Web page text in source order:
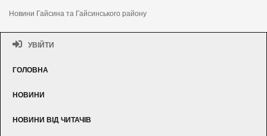
Новини Гайсина та Гайсинського району
УВІЙТИ
ГОЛОВНА
НОВИНИ
НОВИНИ ВІД ЧИТАЧІВ